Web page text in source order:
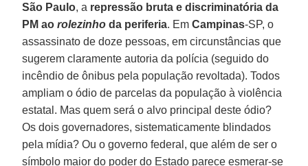
São Paulo, a repressão bruta e discriminatória da
PM aorolezinho da periferia. EmCampinas-SP, o
assassinato de doze pessoas, em circunstâncias que
sugerem claramente autoria da polícia (seguido do
incêndio de ônibus pela população revoltada). Todos
ampliam o ódio de parcelas da população à violência
estatal. Mas quem será o alvo principal deste ódio?
Os dois governadores, sistematicamente blindados
pela mídia? Ou o governo federal, que além de ser o
símbolo maior do poder do Estado parece esmerar-se